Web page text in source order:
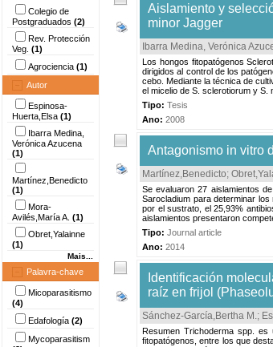
Colegio de
Postgraduados (2)
Rev. Protección
Veg. (1)
Agrociencia (1)
Autor
Espinosa-
Huerta,Elsa (1)
Ibarra Medina,
Verónica Azucena
(1)
Martínez,Benedicto
(1)
Mora-
Avilés,María A. (1)
Obret,Yalainne
(1)
Mais...
Palavra-chave
Micoparasitismo
(4)
Edafología (2)
Mycoparasitism
Aislamiento y
minor Jagger
Ibarra Medina, Verónica
Los hongos fitopatógenos
dirigidos al control de los
cebo. Mediante la técnica de
el micelio de S. sclerotiorum y S.
Tipo: Tesis
Ano: 2008
Antagonismo in vitro
Martínez,Benedicto;
Se evaluaron 27 aislamientos
Sarocladium para determinar
por el sustrato, el 25,93%
aislamientos presentaron
Tipo: Journal article
Ano: 2014
Identificación
raíz en frijol
Sánchez-García,Bertha M.;
Resumen Trichoderma spp. es
fitopatógenos, entre los que